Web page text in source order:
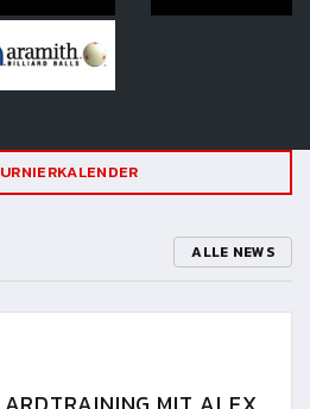
ALLE NEWS